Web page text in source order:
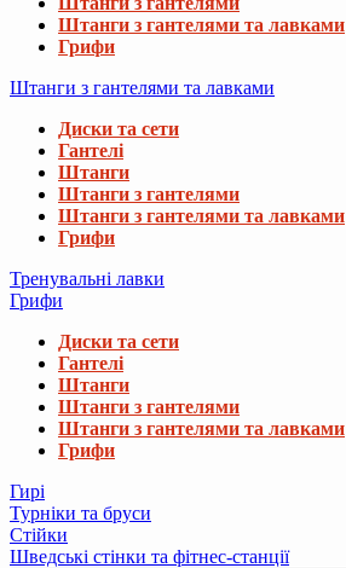
Штанги з гантелями та лавками
Грифи
Штанги з гантелями та лавками
Диски та сети
Гантелі
Штанги
Штанги з гантелями
Штанги з гантелями та лавками
Грифи
Тренувальні лавки
Грифи
Диски та сети
Гантелі
Штанги
Штанги з гантелями
Штанги з гантелями та лавками
Грифи
Гирі
Турніки та бруси
Стійки
Шведські стінки та фітнес-станції